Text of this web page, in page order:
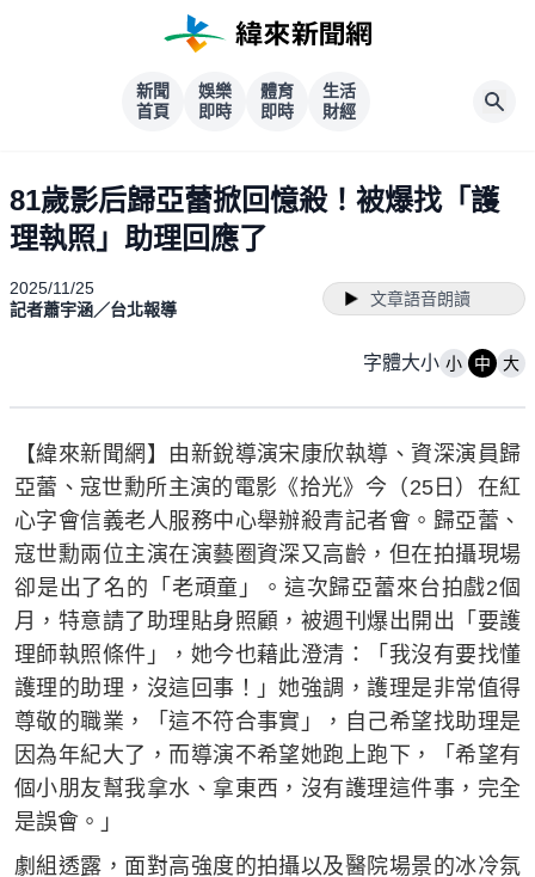
新聞
首頁
娛樂
即時
體育
即時
生活
財經
81歲影后歸亞蕾掀回憶殺！被爆找「護
理執照」助理回應了
2025/11/25
記者蕭宇涵／台北報導
文章語音朗讀
字體大小 小 中 大
【緯來新聞網】由新銳導演宋康欣執導、資深演員歸
亞蕾、寇世勳所主演的電影《拾光》今（25日）在紅
心字會信義老人服務中心舉辦殺青記者會。歸亞蕾、
寇世勳兩位主演在演藝圈資深又高齡，但在拍攝現場
卻是出了名的「老頑童」。這次歸亞蕾來台拍戲2個
月，特意請了助理貼身照顧，被週刊爆出開出「要護
理師執照條件」，她今也藉此澄清：「我沒有要找懂
護理的助理，沒這回事！」她強調，護理是非常值得
尊敬的職業，「這不符合事實」，自己希望找助理是
因為年紀大了，而導演不希望她跑上跑下，「希望有
個小朋友幫我拿水、拿東西，沒有護理這件事，完全
是誤會。」
劇組透露，面對高強度的拍攝以及醫院場景的冰冷氛